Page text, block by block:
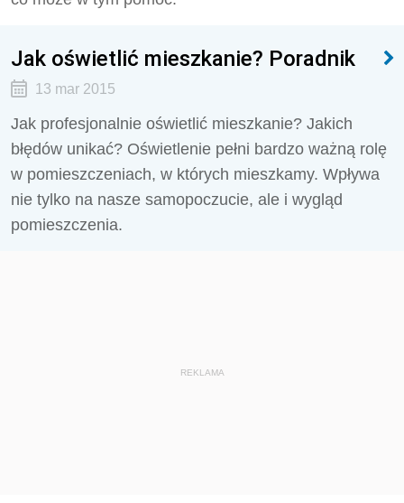
Jak oświetlić mieszkanie? Poradnik
13 mar 2015
Jak profesjonalnie oświetlić mieszkanie? Jakich
błędów unikać? Oświetlenie pełni bardzo ważną rolę
w pomieszczeniach, w których mieszkamy. Wpływa
nie tylko na nasze samopoczucie, ale i wygląd
pomieszczenia.
REKLAMA